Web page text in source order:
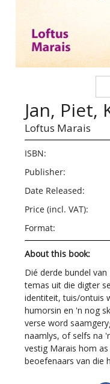
Jan, Piet,
Loftus Marais
ISBN:
Publisher:
Date Released:
Price (incl. VAT):
Format:
About this book:
Dié derde bundel
temas uit die digter
identiteit, tuis/ontuis
humorsin en 'n nog
verse word
naamlys, of selfs na
vestig Marais hom
beoefenaars van die